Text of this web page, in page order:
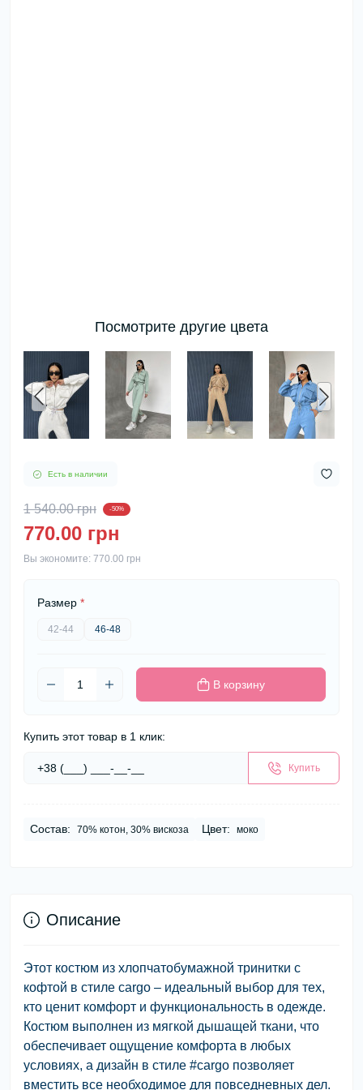
Посмотрите другие цвета
Есть в наличии
1 540.00 грн -50%
770.00 грн
Вы экономите: 770.00 грн
Размер *
42-44 46-48
В корзину
Купить этот товар в 1 клик:
Купить
Состав: 70% котон, 30% вискоза Цвет: моко
Описание
Этот костюм из хлопчатобумажной тринитки с
кофтой в стиле cargo – идеальный выбор для тех,
кто ценит комфорт и функциональность в одежде.
Костюм выполнен из мягкой дышащей ткани, что
обеспечивает ощущение комфорта в любых
условиях, а дизайн в стиле #cargo позволяет
вместить все необходимое для повседневных дел.